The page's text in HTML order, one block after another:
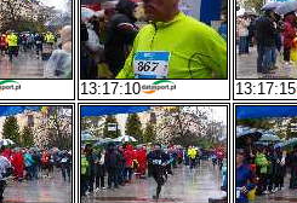
13:17:10 13:17:15